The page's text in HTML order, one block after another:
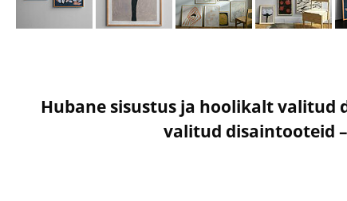
Hubane sisustus ja hoolikalt valitud
valitud disaintooteid